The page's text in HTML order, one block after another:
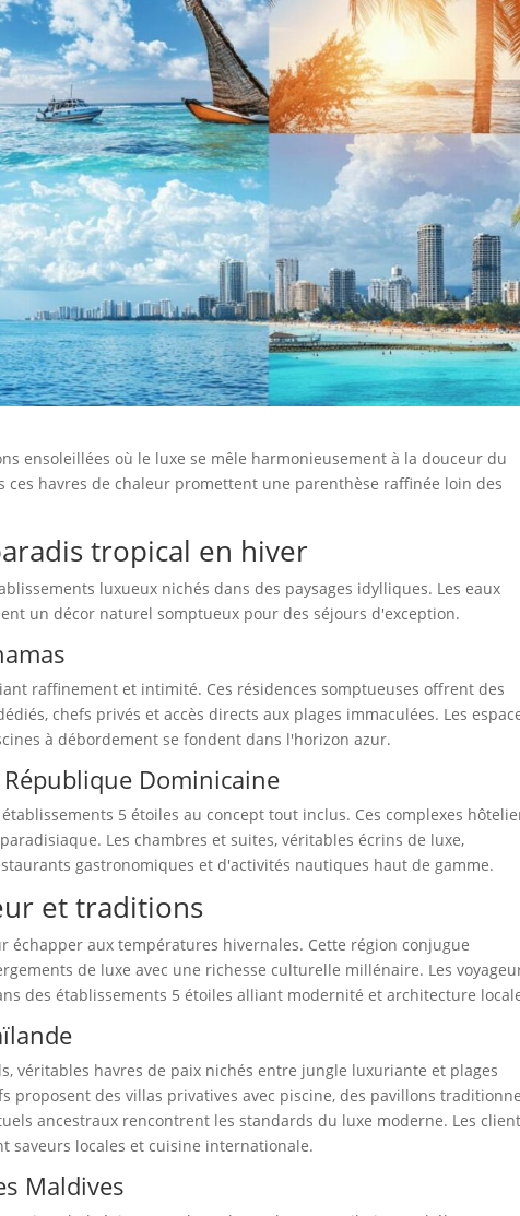
ensoleillées où le luxe se mêle harmonieusement à la douceur du
ces havres de chaleur promettent une parenthèse raffinée loin des
tropical en hiver
luxueux nichés dans des paysages idylliques. Les eaux
un décor naturel somptueux pour des séjours d'exception.
raffinement et intimité. Ces résidences somptueuses offrent des
chefs privés et accès directs aux plages immaculées. Les
à débordement se fondent dans l'horizon azur.
Dominicaine
5 étoiles au concept tout inclus. Ces complexes
Les chambres et suites, véritables écrins de luxe,
gastronomiques et d'activités nautiques haut de gamme.
et traditions
échapper aux températures hivernales. Cette région conjugue
de luxe avec une richesse culturelle millénaire. Les
des établissements 5 étoiles alliant modernité et architecture
véritables havres de paix nichés entre jungle luxuriante et plages
proposent des villas privatives avec piscine, des pavillons
ancestraux rencontrent les standards du luxe moderne. Les
saveurs locales et cuisine internationale.
Maldives